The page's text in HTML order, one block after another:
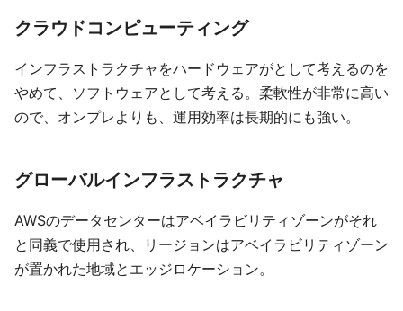
クラウドコンピューティング
インフラストラクチャをハードウェアがとして考えるのを
やめて、ソフトウェアとして考える。柔軟性が非常に高い
ので、オンプレよりも、運用効率は長期的にも強い。
グローバルインフラストラクチャ
AWSのデータセンターはアベイラビリティゾーンがそれ
と同義で使用され、リージョンはアベイラビリティゾーン
が置かれた地域とエッジロケーション。